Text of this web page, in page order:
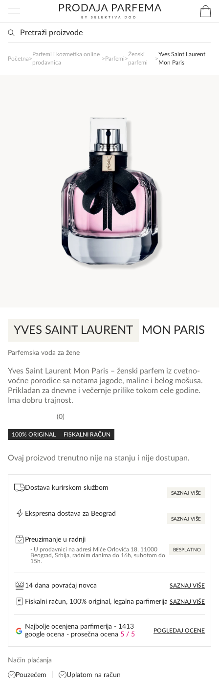
Početna>
Parfemi i kozmetika online
prodavnica
>Parfemi>
Ženski
parfemi
>
Yves Saint Laurent
Mon Paris
YVES SAINT LAURENT MON PARIS
Parfemska voda za žene
rating
0
100% ORIGINAL FISKALNI RAČUN
Yves Saint Laurent Mon Paris – ženski parfem iz cvetno-
voćne porodice sa notama jagode, maline i belog mošusa.
Prikladan za dnevne i večernje prilike tokom cele godine.
Ima dobru trajnost.
Ovaj proizvod trenutno nije na stanju i nije dostupan.
Dostava kurirskom službom
SAZNAJ VIŠE
Ekspresna dostava za Beograd
SAZNAJ VIŠE
Preuzimanje u radnji
- U prodavnici na adresi Miće Orlovića 18, 11000
Beograd, Srbija, radnim danima do 16h, subotom do
15h.
BESPLATNO
14 dana povraćaj novca SAZNAJ VIŠE
Fiskalni račun, 100% original, legalna parfimerija SAZNAJ VIŠE
Najbolje ocenjena parfimerija - 1413
google ocena - prosečna ocena 5 / 5
POGLEDAJ OCENE
Način plaćanja
Pouzećem
Uplatom na račun
SlađanAi Asistent